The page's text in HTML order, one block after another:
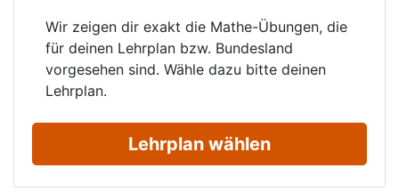
Wir zeigen dir exakt die Mathe-Übungen, die
für deinen Lehrplan bzw. Bundesland
vorgesehen sind. Wähle dazu bitte deinen
Lehrplan.
Lehrplan wählen